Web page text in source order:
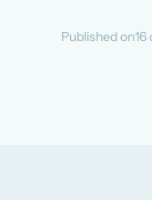
Published on16